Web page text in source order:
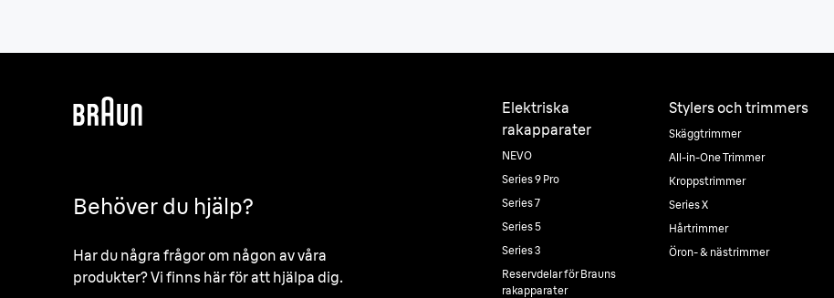
Behöver du hjälp?
Har du några frågor om någon av våra
produkter? Vi finns här för att hjälpa dig.
Elektriska
rakapparater
NEVO
Series 9 Pro
Series 7
Series 5
Series 3
Reservdelar för Brauns
rakapparater
Stylers och trimmers
Skäggtrimmer
All-in-One Trimmer
Kroppstrimmer
Series X
Hårtrimmer
Öron- & nästrimmer